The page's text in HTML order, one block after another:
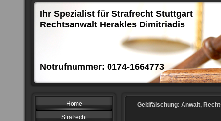
Ihr Spezialist für Strafrecht Stuttgart
Rechtsanwalt Herakles Dimitriadis
Notrufnummer: 0174-1664773
Home
Strafrecht
Geldfälschung: Anwalt,